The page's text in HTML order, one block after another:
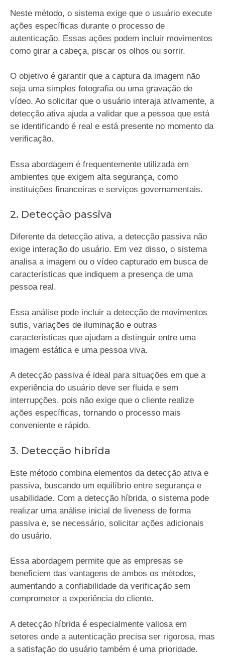
Neste método, o sistema exige que o usuário execute
ações específicas durante o processo de
autenticação. Essas ações podem incluir movimentos
como girar a cabeça, piscar os olhos ou sorrir.
O objetivo é garantir que a captura da imagem não
seja uma simples fotografia ou uma gravação de
vídeo. Ao solicitar que o usuário interaja ativamente, a
detecção ativa ajuda a validar que a pessoa que está
se identificando é real e está presente no momento da
verificação.
Essa abordagem é frequentemente utilizada em
ambientes que exigem alta segurança, como
instituições financeiras e serviços governamentais.
2. Detecção passiva
Diferente da detecção ativa, a detecção passiva não
exige interação do usuário. Em vez disso, o sistema
analisa a imagem ou o vídeo capturado em busca de
características que indiquem a presença de uma
pessoa real.
Essa análise pode incluir a detecção de movimentos
sutis, variações de iluminação e outras
características que ajudam a distinguir entre uma
imagem estática e uma pessoa viva.
A detecção passiva é ideal para situações em que a
experiência do usuário deve ser fluida e sem
interrupções, pois não exige que o cliente realize
ações específicas, tornando o processo mais
conveniente e rápido.
3. Detecção híbrida
Este método combina elementos da detecção ativa e
passiva, buscando um equilíbrio entre segurança e
usabilidade. Com a detecção híbrida, o sistema pode
realizar uma análise inicial de liveness de forma
passiva e, se necessário, solicitar ações adicionais
do usuário.
Essa abordagem permite que as empresas se
beneficiem das vantagens de ambos os métodos,
aumentando a confiabilidade da verificação sem
comprometer a experiência do cliente.
A detecção híbrida é especialmente valiosa em
setores onde a autenticação precisa ser rigorosa, mas
a satisfação do usuário também é uma prioridade.